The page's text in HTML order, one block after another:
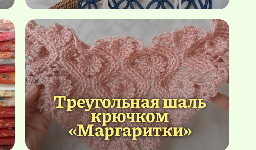
Треугольная шаль
крючком
«Маргаритки»